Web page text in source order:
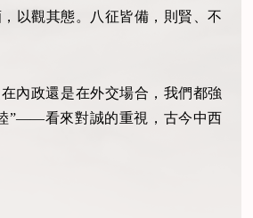
以觀其態。八征皆備，則賢、不
內政還是在外交場合，我們都強
”——看來對誠的重視，古今中西